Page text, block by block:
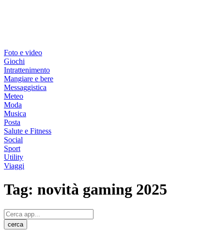
Foto e video
Giochi
Intrattenimento
Mangiare e bere
Messaggistica
Meteo
Moda
Musica
Posta
Salute e Fitness
Social
Sport
Utility
Viaggi
Tag: novità gaming 2025